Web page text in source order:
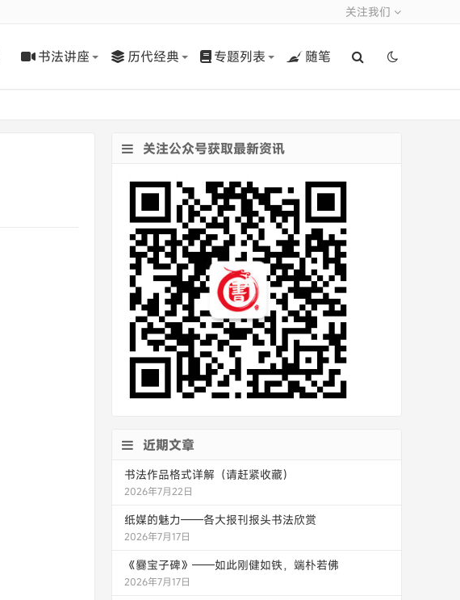
关注我们
书法讲座 历代经典 专题列表 随笔
关注公众号获取最新资讯
近期文章
书法作品格式详解（请赶紧收藏）
2026年7月22日
纸媒的魅力——各大报刊报头书法欣赏
2026年7月17日
《爨宝子碑》——如此刚健如铁，端朴若佛
2026年7月17日